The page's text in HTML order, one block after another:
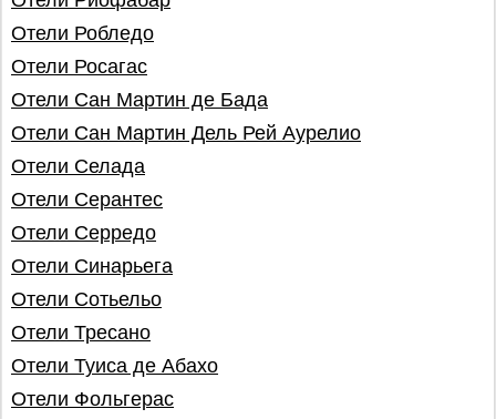
Отели Робледо
Отели Росагас
Отели Сан Мартин де Бада
Отели Сан Мартин Дель Рей Аурелио
Отели Селада
Отели Серантес
Отели Серредо
Отели Синарьега
Отели Сотьельо
Отели Тресано
Отели Туиса де Абахо
Отели Фольгерас